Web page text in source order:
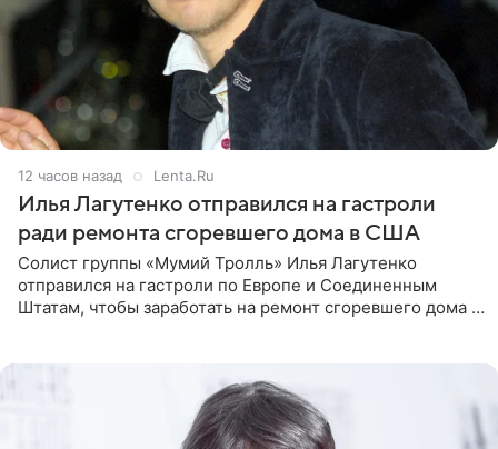
12 часов назад Lenta.Ru
Илья Лагутенко отправился на гастроли
ради ремонта сгоревшего дома в США
Солист группы «Мумий Тролль» Илья Лагутенко
отправился на гастроли по Европе и Соединенным
Штатам, чтобы заработать на ремонт сгоревшего дома в